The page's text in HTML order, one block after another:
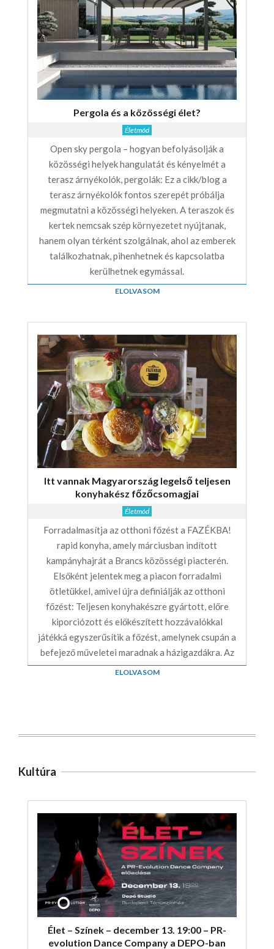
Pergola és a közösségi élet?
Életmód
Open sky pergola – hogyan befolyásolják a
közösségi helyek hangulatát és kényelmét a
terasz árnyékolók, pergolák: Ez a cikk/blog a
terasz árnyékolók fontos szerepét próbálja
megmutatni a közösségi helyeken. A teraszok és
kertek nemcsak szép környezetet nyújtanak,
hanem olyan térként szolgálnak, ahol az emberek
találkozhatnak, pihenhetnek és kapcsolatba
kerülhetnek egymással.
ELOLVASOM
Itt vannak Magyarország legelső teljesen
konyhakész főzőcsomagjai
Életmód
Forradalmasítja az otthoni főzést a FAZÉKBA!
rapid konyha, amely márciusban indított
kampányhajrát a Brancs közösségi piacterén.
Elsőként jelentek meg a piacon forradalmi
ötletükkel, amivel újra definiálják az otthoni
főzést: Teljesen konyhakészre gyártott, előre
kiporciózott és előkészített hozzávalókkal
játékká egyszerűsítik a főzést, amelynek csupán a
befejező műveletei maradnak a házigazdákra. Az
ELOLVASOM
Kultúra
Élet – Színek – december 13. 19:00 – PR-
evolution Dance Company a DEPO-ban